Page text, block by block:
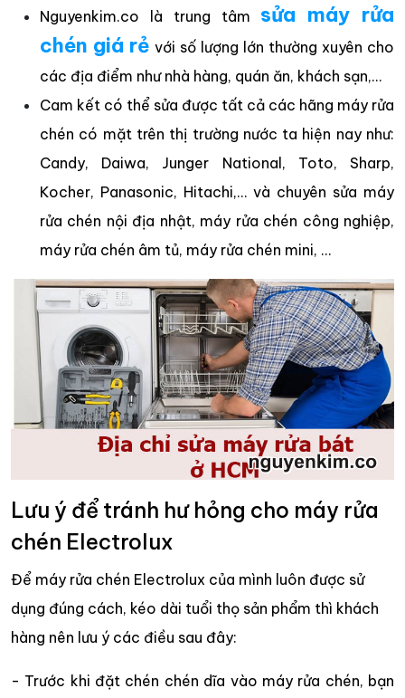
Nguyenkim.co là trung tâm sửa máy rửa
chén giá rẻ với số lượng lớn thường xuyên cho
các địa điểm như nhà hàng, quán ăn, khách sạn,…
Cam kết có thể sửa được tất cả các hãng máy rửa
chén có mặt trên thị trường nước ta hiện nay như:
Candy, Daiwa, Junger National, Toto, Sharp,
Kocher, Panasonic, Hitachi,… và chuyên sửa máy
rửa chén nội địa nhật, máy rửa chén công nghiệp,
máy rửa chén âm tủ, máy rửa chén mini, …
Lưu ý để tránh hư hỏng cho máy rửa
chén Electrolux
Để máy rửa chén Electrolux của mình luôn được sử
dụng đúng cách, kéo dài tuổi thọ sản phẩm thì khách
hàng nên lưu ý các điều sau đây:
- Trước khi đặt chén chén dĩa vào máy rửa chén, bạn